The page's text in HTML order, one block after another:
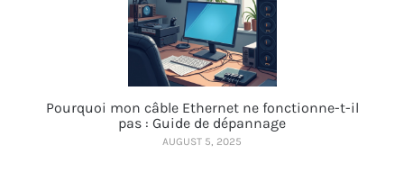
Pourquoi mon câble Ethernet ne fonctionne-t-il
pas : Guide de dépannage
AUGUST 5, 2025